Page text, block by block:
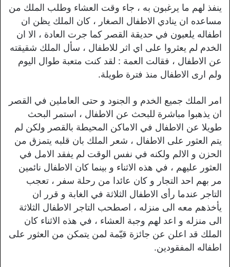
ينفذ لهم ما يرغبون به ، جاء وقت العشاء وطلب الملك من
مساعده ان ينادي الاطفال الصغار ، كان الملك يظن ان
اطفاله يلعبون في حديقة القصر كما جرت العادة ، الا ان
الخدم لم يعثروا على اي اثر للاطفال ، سأل الملك شقيقته
عن الاطفال ، فقالت العمة : لقد كنت متعبة طوال اليوم
ولم ارى الاطفال منذ فترة طويلة.
امر الملك جميع الخدم و الجنود و حتى العاملين في القصر
ان يذهبوا مباشرة للبحث عن الاطفال ، استمر البحث
طويلا عن الاطفال في الاماكن المحيطة بالقصر ولكن لم
يتم العثور على الاطفال ، شعر الملك بان قلبه يتمزق من
الحزن و الالم ولكنه في نفس الوقت لم يفقد الامل في
العثور عليهم ، في هذه الاثناء و بينما كان الاطفال نائمين
مر بهم احد التجار و كان عائدا من رحلة سفر ، تعجب
التاجر عندما رأى الاطفال الثلاثة في الغابة و قرر ان
يأخذهم معه الى منزله ، اصطحب التاجر الاطفال الثلاثة
الى منزله و اعد لهم وجبة العشاء ، في هذه الاثناء كان
الملك قد اعلن عن جائزة قيّمة لمن يتمكن من العثور على
اطفاله المفقودين.